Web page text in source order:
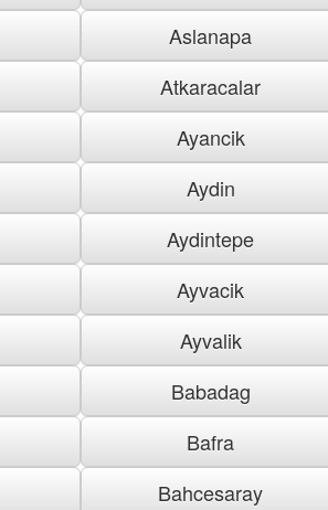
Aslanapa
Atkaracalar
Ayancik
Aydin
Aydintepe
Ayvacik
Ayvalik
Babadag
Bafra
Bahcesaray